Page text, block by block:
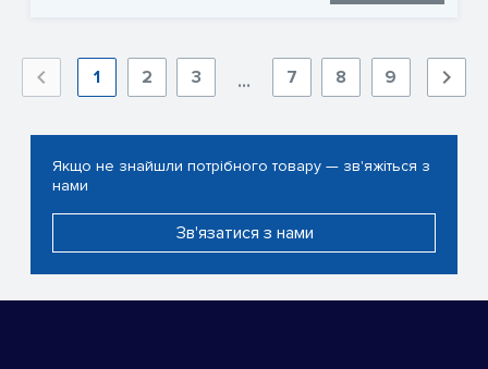
1 2 3 ... 7 8 9
Якщо не знайшли потрібного товару — зв'яжіться з
нами
Зв'язатися з нами